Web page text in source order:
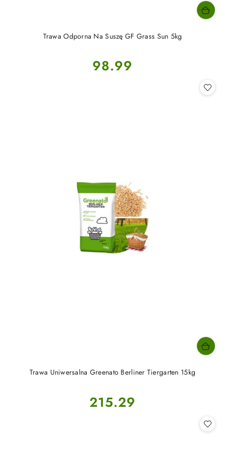
Trawa Odporna Na Suszę GF Grass Sun 5kg
Cena:
98.99
Trawa Uniwersalna Greenato Berliner Tiergarten 15kg
Cena:
215.29